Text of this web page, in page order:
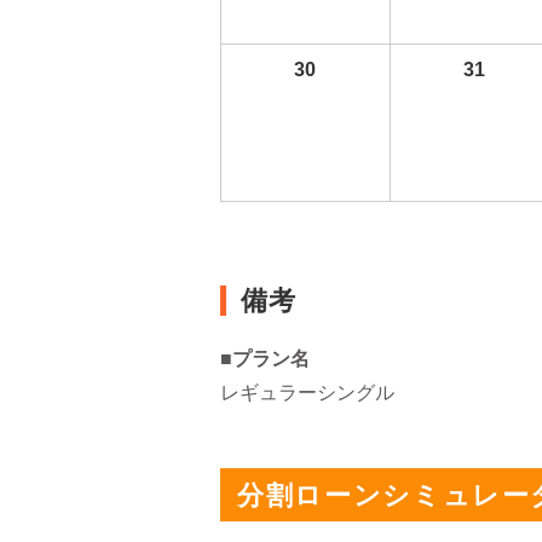
30 31
備考
■プラン名
レギュラーシングル
分割ローンシミュレー